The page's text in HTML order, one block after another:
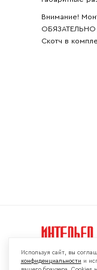
Внимание!
ОБЯЗАТЕЛЬНО
Скотч в
Используя сайт, вы
конфиденциальности и